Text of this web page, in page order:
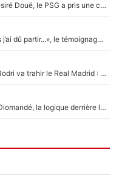
Sans Ousmane Dembélé et Désiré Doué, le PSG a pris une correction face à Majorque : Luis Enrique attend avec impatience des renforts !
F1 : « Je lui ai fait un câlin, puis j’ai dû partir...», le témoignage émouvant de Max Verstappen sur sa fille
Coup de théâtre en Espagne, Rodri va trahir le Real Madrid : Le Ballon d'Or a choisi de signer au FC Barcelone !
Mercato Analyse : Vincius Jr-Diomandé, la logique derrière la concordance des temps